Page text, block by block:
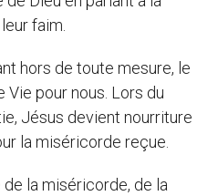
faim.
hors de toute mesure, le
Vie pour nous. Lors du
Jésus devient nourriture
la miséricorde reçue.
la miséricorde, de la